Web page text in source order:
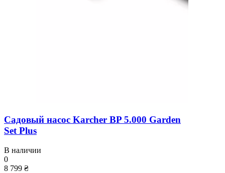
Садовый насос Karcher BP 5.000 Garden
Set Plus
В наличии
0
8 799 ₴